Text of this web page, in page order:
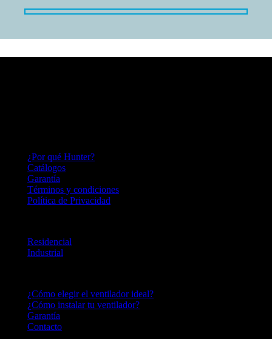
¿Por qué Hunter?
Catálogos
Garantía
Términos y condiciones
Política de Privacidad
Residencial
Industrial
¿Cómo elegir el ventilador ideal?
¿Cómo instalar tu ventilador?
Garantía
Contacto